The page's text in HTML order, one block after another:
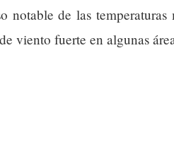
notable de las
viento fuerte en algunas